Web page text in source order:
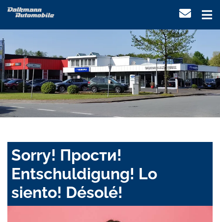
Sorry! Прости!
Entschuldigung! Lo
siento! Désolé!